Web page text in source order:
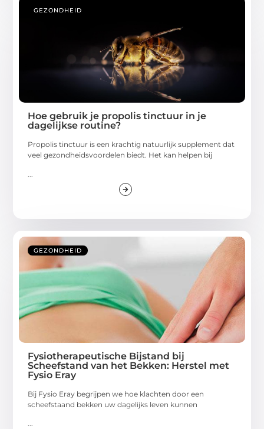
GEZONDHEID
Hoe gebruik je propolis tinctuur in je
dagelijkse routine?
Propolis tinctuur is een krachtig natuurlijk supplement dat
veel gezondheidsvoordelen biedt. Het kan helpen bij
GEZONDHEID
Fysiotherapeutische Bijstand bij
Scheefstand van het Bekken: Herstel met
Fysio Eray
Bij Fysio Eray begrijpen we hoe klachten door een
scheefstaand bekken uw dagelijks leven kunnen
...